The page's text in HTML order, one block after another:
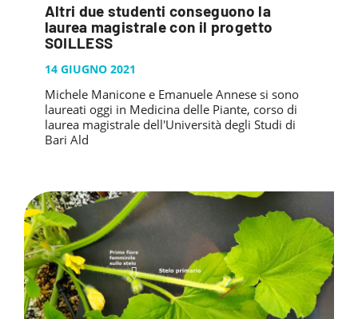
Altri due studenti conseguono la
laurea magistrale con il progetto
SOILLESS
14 GIUGNO 2021
Michele Manicone e Emanuele Annese si sono
laureati oggi in Medicina delle Piante, corso di
laurea magistrale dell'Università degli Studi di
Bari Ald